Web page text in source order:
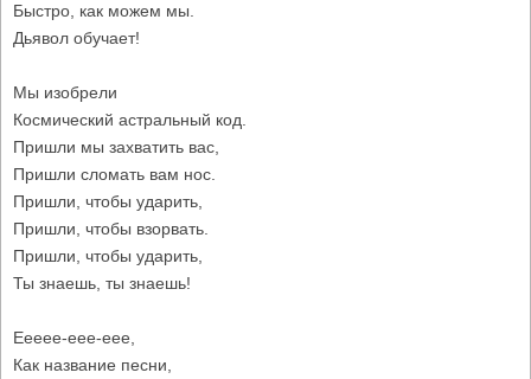
Быстро, как можем мы.
Дьявол обучает!
Мы изобрели
Космический астральный код.
Пришли мы захватить вас,
Пришли сломать вам нос.
Пришли, чтобы ударить,
Пришли, чтобы взорвать.
Пришли, чтобы ударить,
Ты знаешь, ты знаешь!
Eeeee-eee-eee,
Как название песни,